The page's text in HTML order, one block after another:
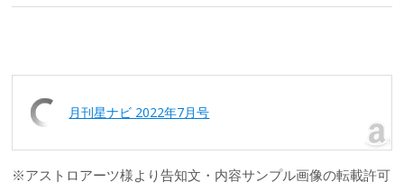
月刊星ナビ 2022年7月号
※アストロアーツ様より告知文・内容サンプル画像の転載許可